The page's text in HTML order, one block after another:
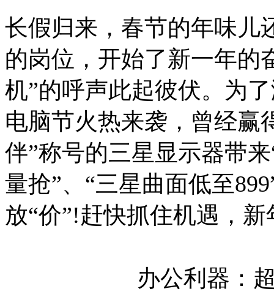
长假归来，春节的年味儿
的岗位，开始了新一年的
机”的呼声此起彼伏。为
电脑节火热来袭，曾经赢
伴”称号的三星显示器带
量抢”、“三星曲面低至
放“价”!赶快抓住机遇，
办公利器：